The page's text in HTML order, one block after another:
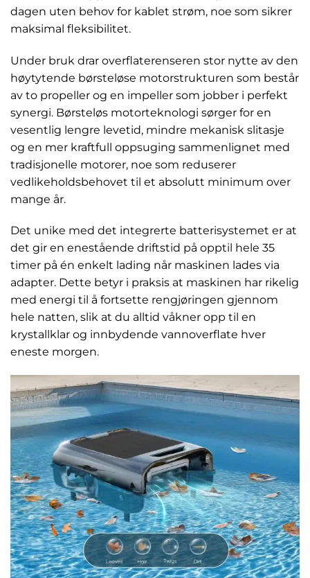
dagen uten behov for kablet strøm, noe som sikrer
maksimal fleksibilitet.
Under bruk drar overflaterenseren stor nytte av den
høytytende børsteløse motorstrukturen som består
av to propeller og en impeller som jobber i perfekt
synergi. Børsteløs motorteknologi sørger for en
vesentlig lengre levetid, mindre mekanisk slitasje
og en mer kraftfull oppsuging sammenlignet med
tradisjonelle motorer, noe som reduserer
vedlikeholdsbehovet til et absolutt minimum over
mange år.
Det unike med det integrerte batterisystemet er at
det gir en enestående driftstid på opptil hele 35
timer på én enkelt lading når maskinen lades via
adapter. Dette betyr i praksis at maskinen har rikelig
med energi til å fortsette rengjøringen gjennom
hele natten, slik at du alltid våkner opp til en
krystallklar og innbydende vannoverflate hver
eneste morgen.